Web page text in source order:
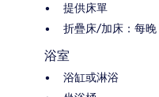
提供床單
折疊床/加床：每
浴室
浴缸或淋浴